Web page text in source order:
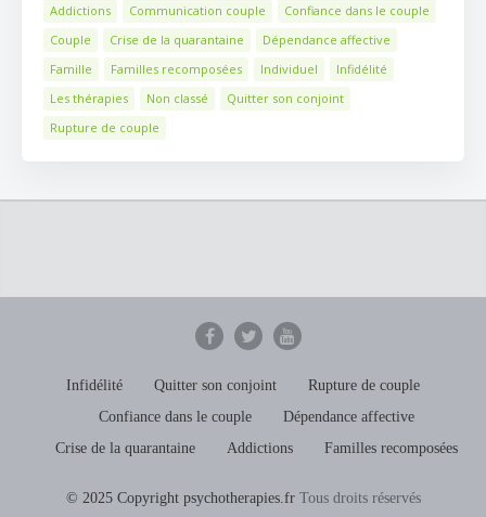
Addictions Communication couple
Confiance dans le couple
Couple
Crise de la quarantaine
Dépendance affective
Famille
Familles recomposées Individuel
Infidélité
Les thérapies
Non classé
Quitter son conjoint
Rupture de couple
Infidélité Quitter son conjoint
Rupture de couple
Confiance dans le couple
Dépendance affective
Crise de la quarantaine
Addictions Familles recomposées
© 2025 Copyright psychotherapies.frTous droits réservés